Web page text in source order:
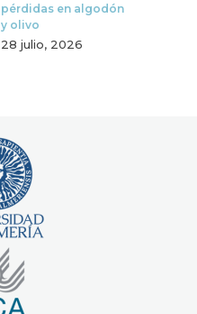
pérdidas en algodón
y olivo
28 julio, 2026